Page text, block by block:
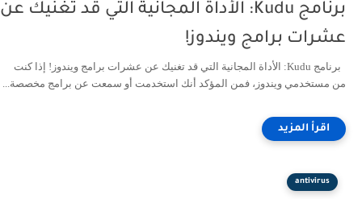
برنامج Kudu: الأداة المجانية التي قد تغنيك عن
عشرات برامج ويندوز!
برنامج Kudu: الأداة المجانية التي قد تغنيك عن عشرات برامج ويندوز! إذا كنت
من مستخدمي ويندوز، فمن المؤكد أنك استخدمت أو سمعت عن برامج مخصصة...
antivirus